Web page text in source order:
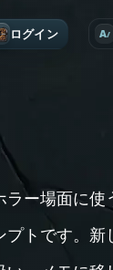
ログイン A
ー場面に使
プトです。新